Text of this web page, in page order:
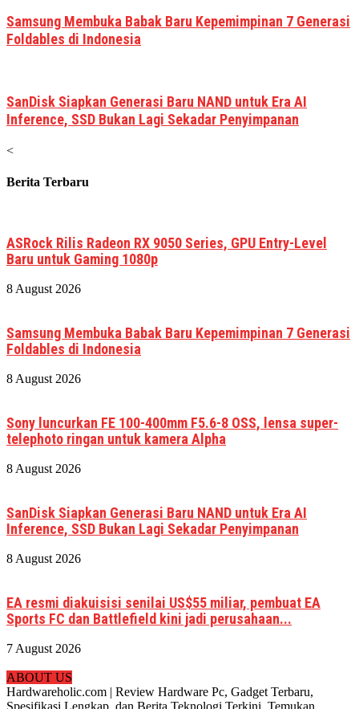
Samsung Membuka Babak Baru Kepemimpinan 7 Generasi
Foldables di Indonesia
SanDisk Siapkan Generasi Baru NAND untuk Era AI
Inference, SSD Bukan Lagi Sekadar Penyimpanan
<
Berita Terbaru
ASRock Rilis Radeon RX 9050 Series, GPU Entry-Level
Baru untuk Gaming 1080p
8 August 2026
Samsung Membuka Babak Baru Kepemimpinan 7 Generasi
Foldables di Indonesia
8 August 2026
Sony luncurkan FE 100-400mm F5.6-8 OSS, lensa super-
telephoto ringan untuk kamera Alpha
8 August 2026
SanDisk Siapkan Generasi Baru NAND untuk Era AI
Inference, SSD Bukan Lagi Sekadar Penyimpanan
8 August 2026
EA resmi diakuisisi senilai US$55 miliar, pembuat EA
Sports FC dan Battlefield kini jadi perusahaan...
7 August 2026
ABOUT US
Hardwareholic.com | Review Hardware Pc, Gadget Terbaru,
Spesifikasi Lengkap, dan Berita Teknologi Terkini. Temukan